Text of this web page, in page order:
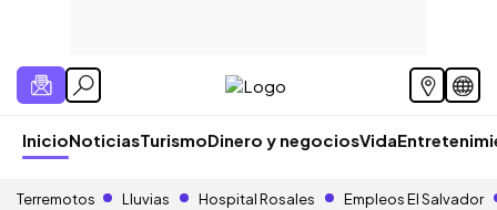
InicioNoticiasTurismoDinero y negociosVida
Terremotos Lluvias Hospital Rosales Empleos El Salvador